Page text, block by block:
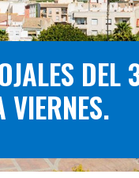
DEL
VIERNES.